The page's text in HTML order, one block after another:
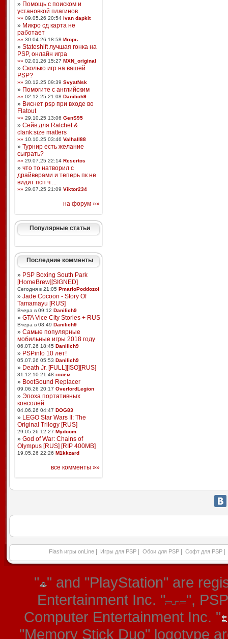
» Помощь с поиском и
установкой плагинов
»» 09.05.26 20:54 ivan dapkit
» Микро сд карта не
работает
»» 30.04.26 18:58 Игорь
» Stateshift лучшая гонка на
PSP, онлайн игра
»» 02.01.26 15:27 MXN_original
» Сколько игр на вашей
PSP?
»» 30.12.25 09:39 SvyatNsk
» Помогите с английским
»» 02.12.25 21:08 Danilich9
» Виснет psp при входе во
Flatout
»» 29.10.25 13:06 GenS95
» Сейв для Ratchet &
clank:size matters
»» 10.10.25 03:46 Valhall88
» Турнир есть желание
сыграть?
»» 29.07.25 22:14 Resertos
» что то натворил с
драйверами и теперь пк не
видит псп ч ...
»» 29.07.25 21:09 Viktor234
на форум »»
Популярные статьи
Последние комменты
» PSP Boxing South Park
[HomeBrew][SIGNED]
Сегодня в 21:05 PmarioPoddozoi
» Jade Cocoon - Story Of
Tamamayu [RUS]
Вчера в 09:12 Danilich9
» GTA Vice City Stories + RUS
Вчера в 08:49 Danilich9
» Самые популярные
мобильные игры 2018 году
06.07.26 18:45 Danilich9
» PSPinfo 10 лет!
05.07.26 05:53 Danilich9
» Death Jr. [FULL][ISO][RUS]
31.12.10 21:48 голем
» BootSound Replacer
09.06.26 20:17 OverlordLegion
» Эпоха портативных
консолей
04.06.26 04:47 DOG83
» LEGO Star Wars II: The
Original Trilogy [RUS]
29.05.26 12:27 Mydoom
» God of War: Chains of
Olympus [RUS] [RIP 400MB]
19.05.26 22:26 M1kkzard
все комменты »»
Flash игры onLine Игры для PSP Обои для PSP Софт для PSP
" " and "PlayStation" are
Entertainment Inc. "
",
Computer Entertainment Inc. "
"Memory Stick Duo" logotype